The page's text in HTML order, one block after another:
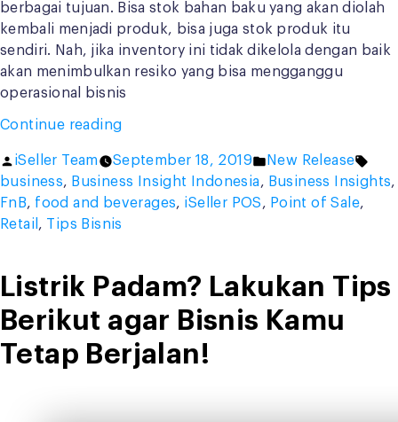
berbagai tujuan. Bisa stok bahan baku yang akan diolah
kembali menjadi produk, bisa juga stok produk itu
sendiri. Nah, jika inventory ini tidak dikelola dengan baik
akan menimbulkan resiko yang bisa mengganggu
operasional bisnis
Continue reading“Pentingnya
Inventory
Bagi
Bisnis
Posted
by
iSeller Team September 18, 2019
Posted
in
New Release
business, Business Insight Indonesia, Business Insights,
FnB, food and beverages, iSeller POS, Point of Sale,
Retail , Tips Bisnis
Listrik Padam? Lakukan Tips
Berikut agar Bisnis Kamu
Tetap Berjalan!